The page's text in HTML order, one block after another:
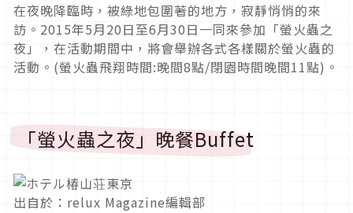
在夜晚降臨時，被綠地包圍著的地方，寂靜悄悄的來
訪。2015年5月20日至6月30日一同來參加「螢火蟲之
夜」，在活動期間中，將會舉辦各式各樣關於螢火蟲的
活動。(螢火蟲飛翔時間:晚間8點/閉園時間晚間11點)。
「螢火蟲之夜」晚餐Buffet
出自於：relux Magazine編輯部